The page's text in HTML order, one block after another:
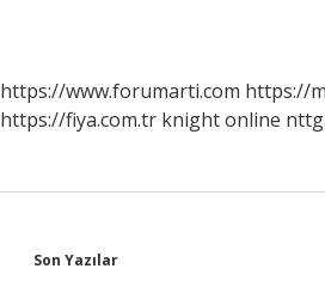
https://www.forumarti.com https://
https://fiya.com.tr knight online
Son Yazılar